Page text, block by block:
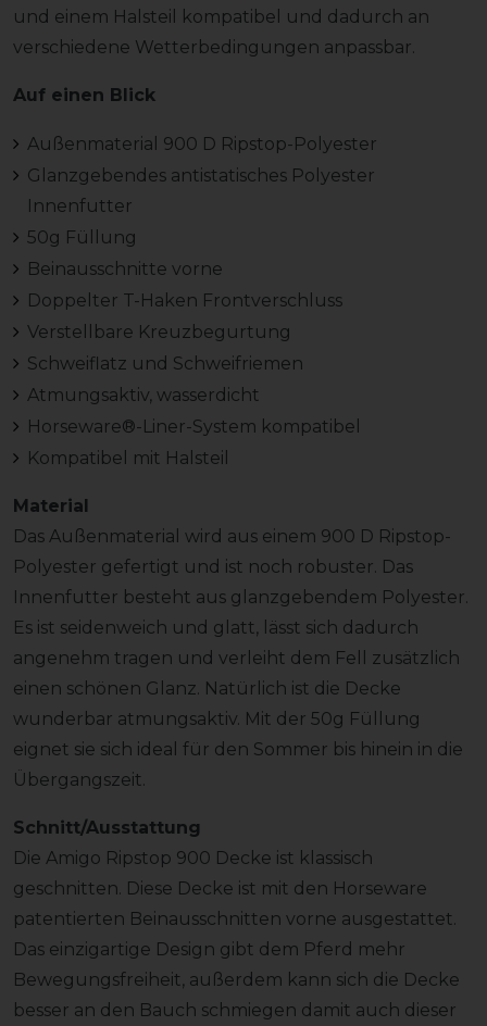
und einem Halsteil kompatibel und dadurch an
verschiedene Wetterbedingungen anpassbar.
Auf einen Blick
Außenmaterial 900 D Ripstop-Polyester
Glanzgebendes antistatisches Polyester
Innenfutter
50g Füllung
Beinausschnitte vorne
Doppelter T-Haken Frontverschluss
Verstellbare Kreuzbegurtung
Schweiflatz und Schweifriemen
Atmungsaktiv, wasserdicht
Horseware®-Liner-System kompatibel
Kompatibel mit Halsteil
Material
Das Außenmaterial wird aus einem 900 D Ripstop-
Polyester gefertigt und ist noch robuster. Das
Innenfutter besteht aus glanzgebendem Polyester.
Es ist seidenweich und glatt, lässt sich dadurch
angenehm tragen und verleiht dem Fell zusätzlich
einen schönen Glanz. Natürlich ist die Decke
wunderbar atmungsaktiv. Mit der 50g Füllung
eignet sie sich ideal für den Sommer bis hinein in die
Übergangszeit.
Schnitt/Ausstattung
Die Amigo Ripstop 900 Decke ist klassisch
geschnitten. Diese Decke ist mit den Horseware
patentierten Beinausschnitten vorne ausgestattet.
Das einzigartige Design gibt dem Pferd mehr
Bewegungsfreiheit, außerdem kann sich die Decke
besser an den Bauch schmiegen damit auch dieser